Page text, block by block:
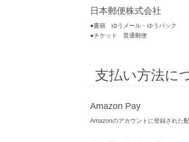
日本郵便株式会社
●書籍 ゆうメール・ゆうパック
●チケット 普通郵便
支払い方法に
Amazon Pay
Amazonのアカウントに登録された